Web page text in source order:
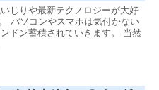
じりや最新テクノロジーが大好
パソコンやスマホは気付かない
ドン蓄積されていきます。 当然